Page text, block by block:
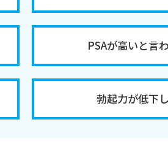
PSAが高いと言わ
勃起力が低下し